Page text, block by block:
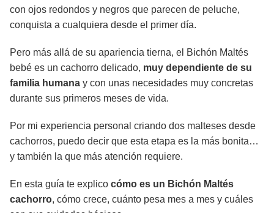
con ojos redondos y negros que parecen de peluche,
conquista a cualquiera desde el primer día.
Pero más allá de su apariencia tierna, el Bichón Maltés
bebé es un cachorro delicado, muy dependiente de su
familia humana y con unas necesidades muy concretas
durante sus primeros meses de vida.
Por mi experiencia personal criando dos malteses desde
cachorros, puedo decir que esta etapa es la más bonita…
y también la que más atención requiere.
En esta guía te explico cómo es un Bichón Maltés
cachorro, cómo crece, cuánto pesa mes a mes y cuáles